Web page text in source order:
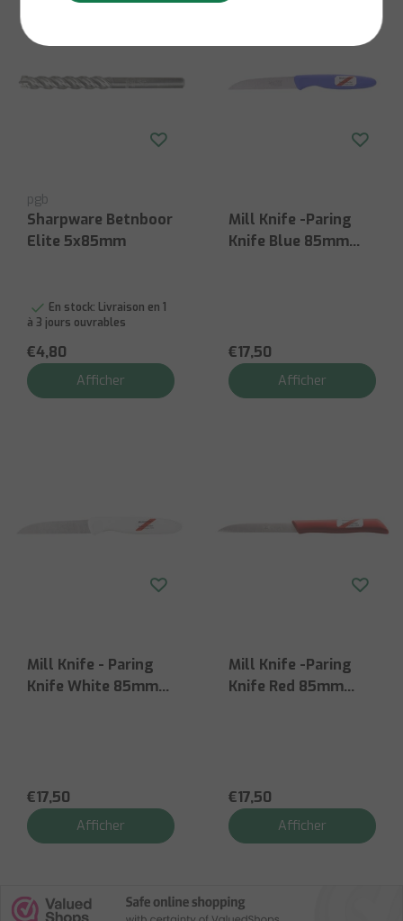
pgb
Sharpware Betnboor
Elite 5x85mm
En stock: Livraison en 1
à 3 jours ouvrables
€4,80
Afficher
Mill Knife -Paring
Knife Blue 85mm
€17,50
Afficher
Mill Knife - Paring
Knife White 85mm
€17,50
Afficher
Mill Knife -Paring
Knife Red 85mm
€17,50
Afficher